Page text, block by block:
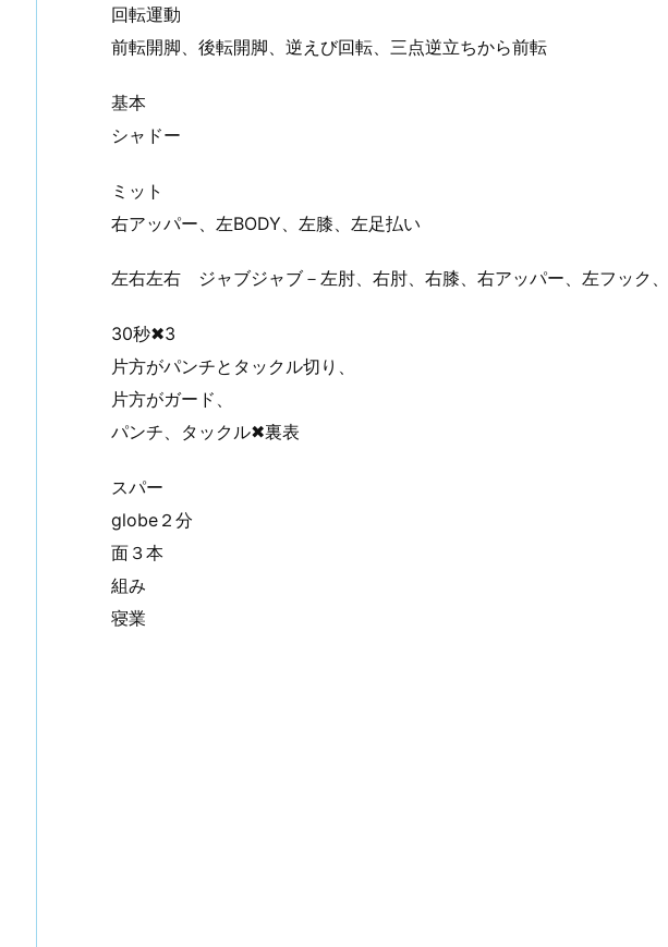
回転運動
前転開脚、後転開脚、逆えび回転、三点逆立ちから前転
基本
シャドー
ミット
右アッパー、左BODY、左膝、左足払い
左右左右 ジャブジャブ－左肘、右肘、右膝、右アッパー、左フック
30秒✖3
片方がパンチとタックル切り、
片方がガード、
パンチ、タックル✖裏表
スパー
globe２分
面３本
組み
寝業